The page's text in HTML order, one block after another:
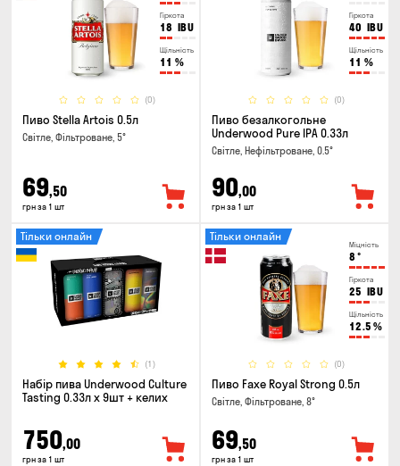
Гіркота
18 IBU
Щільність
11 %
(0)
Пиво Stella Artois 0.5л
Світле, Фільтроване, 5°
69,50
грн за 1 шт
Гіркота
40 IBU
Щільність
11 %
(0)
Пиво безалкогольне
Underwood Pure IPA 0.33л
Світле, Нефільтроване, 0.5°
90,00
грн за 1 шт
(1)
Тільки онлайн
Набір пива Underwood Culture
Tasting 0.33л x 9шт + келих
750,00
грн за 1 шт
Міцність
8 °
Гіркота
25 IBU
Щільність
12.5 %
(0)
Тільки онлайн
Пиво Faxe Royal Strong 0.5л
Світле, Фільтроване, 8°
69,50
грн за 1 шт